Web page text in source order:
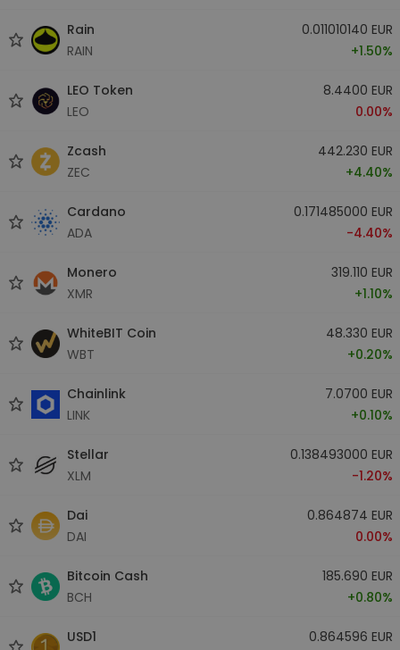
Rain
RAIN
0.011010140 EUR
+1.50%
LEO Token
LEO
8.4400 EUR
0.00%
Zcash
ZEC
442.230 EUR
+4.40%
Cardano
ADA
0.171485000 EUR
-4.40%
Monero
XMR
319.110 EUR
+1.10%
WhiteBIT Coin
WBT
48.330 EUR
+0.20%
Chainlink
LINK
7.0700 EUR
+0.10%
Stellar
XLM
0.138493000 EUR
-1.20%
Dai
DAI
0.864874 EUR
0.00%
Bitcoin Cash
BCH
185.690 EUR
+0.80%
USD1
0.864596 EUR